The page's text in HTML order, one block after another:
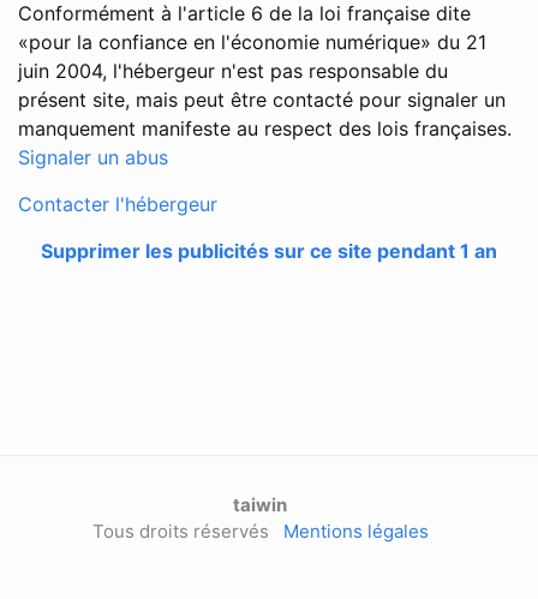
Conformément à l'article 6 de la loi française dite
«pour la confiance en l'économie numérique» du 21
juin 2004, l'hébergeur n'est pas responsable du
présent site, mais peut être contacté pour signaler un
manquement manifeste au respect des lois françaises.
Signaler un abus
Contacter l'hébergeur
Supprimer les publicités sur ce site pendant 1 an
taiwin
Tous droits réservés Mentions légales